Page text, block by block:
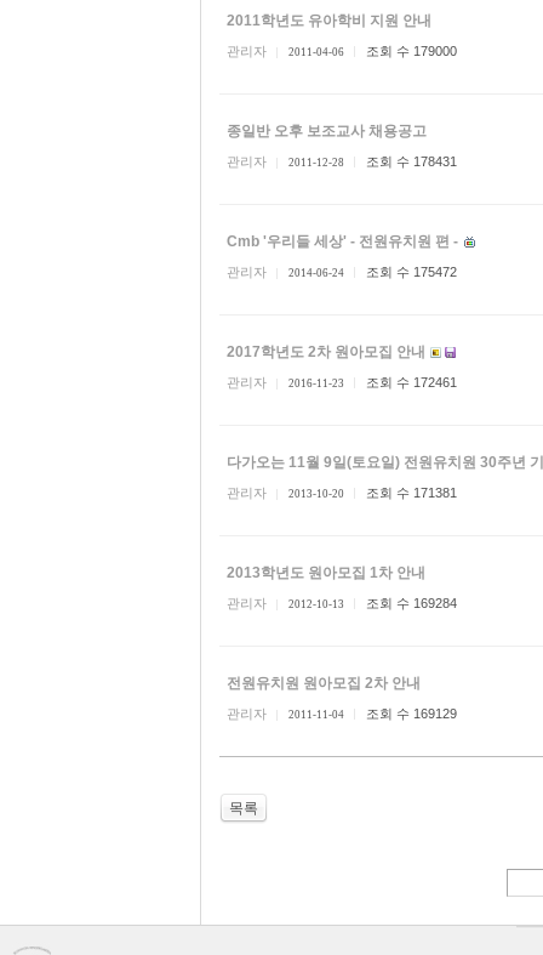
2011학년도 유아학비 지원 안내
관리자 2011-04-06 조회 수 179000
종일반 오후 보조교사 채용공고
관리자 2011-12-28 조회 수 178431
Cmb '우리들 세상' - 전원유치원 편 -
관리자 2014-06-24 조회 수 175472
2017학년도 2차 원아모집 안내
관리자 2016-11-23 조회 수 172461
다가오는 11월 9일(토요일) 전원유치원 30주년
관리자 2013-10-20 조회 수 171381
2013학년도 원아모집 1차 안내
관리자 2012-10-13 조회 수 169284
전원유치원 원아모집 2차 안내
관리자 2011-11-04 조회 수 169129
목록